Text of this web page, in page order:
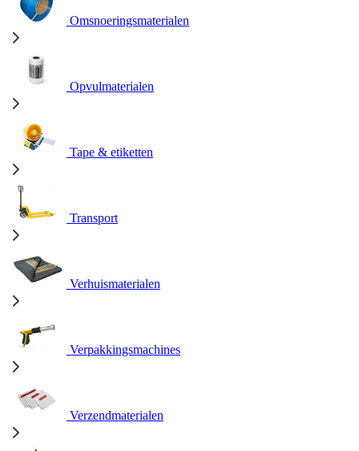
Omsnoeringsmaterialen
Opvulmaterialen
Tape & etiketten
Transport
Verhuismaterialen
Verpakkingsmachines
Verzendmaterialen